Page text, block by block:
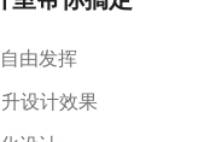
由发挥
设计效果